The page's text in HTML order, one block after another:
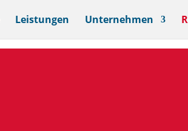
Leistungen Unternehmen